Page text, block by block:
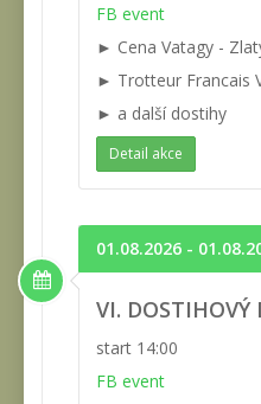
FB event
► Cena Vatagy -
► Trotteur Francais
► a další dostihy
Detail akce
01.08.2026 -
VI. DOSTIHOVÝ
start 14:00
FB event